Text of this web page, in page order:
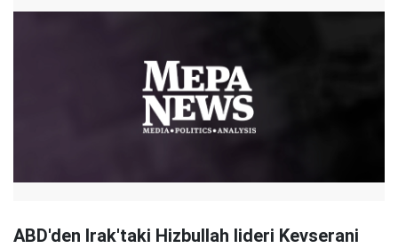
ABD'den Irak'taki Hizbullah lideri Kevserani